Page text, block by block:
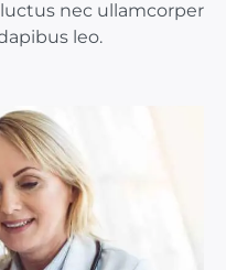
nec ullamcorper
leo.